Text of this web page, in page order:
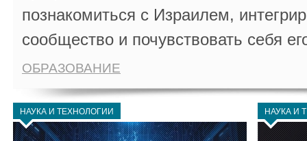
познакомиться с Израилем,
сообщество и почувствовать себя
ОБРАЗОВАНИЕ
НАУКА И ТЕХНОЛОГИИ НАУКА И